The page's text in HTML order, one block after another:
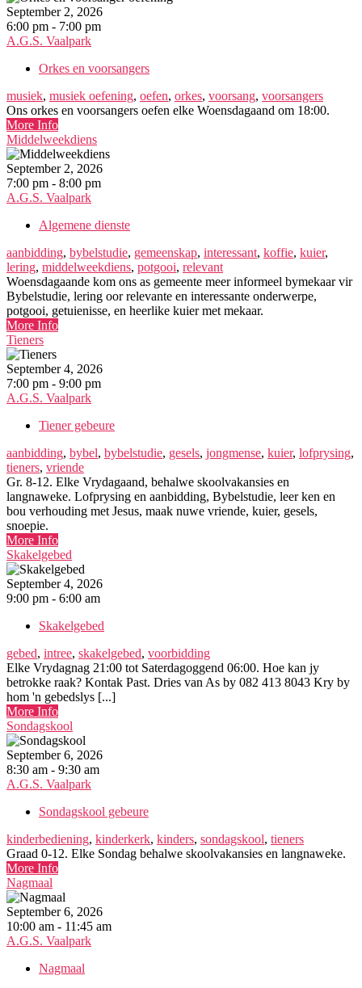
September 2, 2026
6:00 pm - 7:00 pm
A.G.S. Vaalpark
Orkes en voorsangers
musiek, musiek oefening, oefen, orkes, voorsang, voorsangers
Ons orkes en voorsangers oefen elke Woensdagaand om 18:00.
More Info
Middelweekdiens
September 2, 2026
7:00 pm - 8:00 pm
A.G.S. Vaalpark
Algemene dienste
aanbidding, bybelstudie, gemeenskap, interessant, koffie, kuier,
lering, middelweekdiens, potgooi, relevant
Woensdagaande kom ons as gemeente meer informeel bymekaar vir
Bybelstudie, lering oor relevante en interessante onderwerpe,
potgooi, getuienisse, en heerlike kuier met mekaar.
More Info
Tieners
September 4, 2026
7:00 pm - 9:00 pm
A.G.S. Vaalpark
Tiener gebeure
aanbidding, bybel, bybelstudie, gesels, jongmense, kuier, lofprysing,
tieners, vriende
Gr. 8-12. Elke Vrydagaand, behalwe skoolvakansies en
langnaweke. Lofprysing en aanbidding, Bybelstudie, leer ken en
bou verhouding met Jesus, maak nuwe vriende, kuier, gesels,
snoepie.
More Info
Skakelgebed
September 4, 2026
9:00 pm - 6:00 am
Skakelgebed
gebed, intree, skakelgebed, voorbidding
Elke Vrydagnag 21:00 tot Saterdagoggend 06:00. Hoe kan jy
betrokke raak? Kontak Past. Dries van As by 082 413 8043 Kry by
hom 'n gebedslys [...]
More Info
Sondagskool
September 6, 2026
8:30 am - 9:30 am
A.G.S. Vaalpark
Sondagskool gebeure
kinderbediening, kinderkerk, kinders, sondagskool, tieners
Graad 0-12. Elke Sondag behalwe skoolvakansies en langnaweke.
More Info
Nagmaal
September 6, 2026
10:00 am - 11:45 am
A.G.S. Vaalpark
Nagmaal